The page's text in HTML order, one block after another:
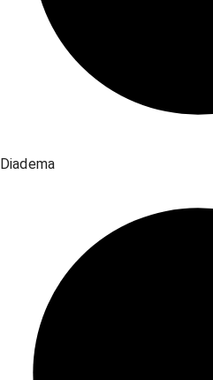
Diadema